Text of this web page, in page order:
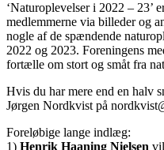
‘Naturoplevelser i 2022 – 23’
medlemmerne via billeder og
nogle af de spændende
2022 og 2023. Foreningens
fortælle om stort og småt fra
Hvis du har mere end en halv
Jørgen Nordkvist på
Foreløbige lange indlæg:
1) Henrik Haaning Nielsen